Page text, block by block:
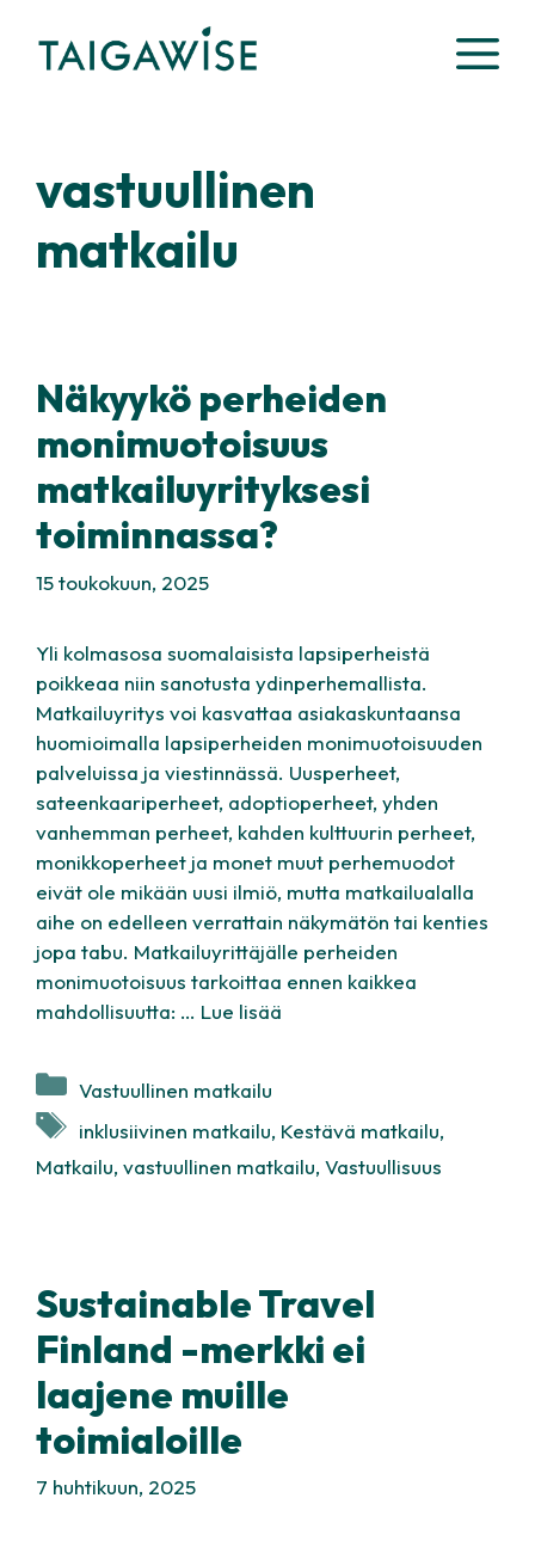
sisältöön
vastuullinen
matkailu
Näkyykö perheiden
monimuotoisuus
matkailuyrityksesi
toiminnassa?
15 toukokuun, 2025
Yli kolmasosa suomalaisista lapsiperheistä
poikkeaa niin sanotusta ydinperhemallista.
Matkailuyritys voi kasvattaa asiakaskuntaansa
huomioimalla lapsiperheiden monimuotoisuuden
palveluissa ja viestinnässä. Uusperheet,
sateenkaariperheet, adoptioperheet, yhden
vanhemman perheet, kahden kulttuurin perheet,
monikkoperheet ja monet muut perhemuodot
eivät ole mikään uusi ilmiö, mutta matkailualalla
aihe on edelleen verrattain näkymätön tai kenties
jopa tabu. Matkailuyrittäjälle perheiden
monimuotoisuus tarkoittaa ennen kaikkea
mahdollisuutta: … Lue lisää
Kategoriat
Vastuullinen matkailu
Avainsanat
inklusiivinen matkailu, Kestävä matkailu,
Matkailu, vastuullinen matkailu, Vastuullisuus
Sustainable Travel
Finland -merkki ei
laajene muille
toimialoille
7 huhtikuun, 2025